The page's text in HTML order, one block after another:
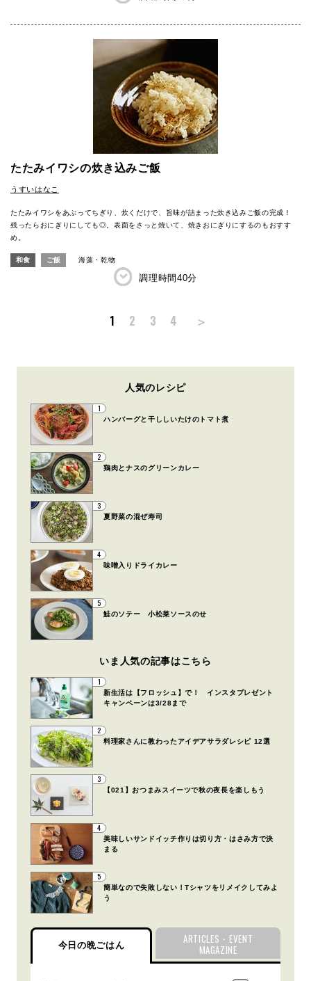
たたみイワシの炊き込みご飯
うすいはなこ
たたみイワシをあぶってちぎり、炊くだけで、旨味が詰まった炊き込みご飯の完成！
残ったらおにぎりにしても◎。表面をさっと焼いて、焼きおにぎりにするのもおすす
め。
和食 ご飯 海藻・乾物
調理時間40分
1 2 3 4 ＞
人気のレシピ
1
ハンバーグと干ししいたけのトマト煮
2
鶏肉とナスのグリーンカレー
3
夏野菜の混ぜ寿司
4
味噌入りドライカレー
5
鮭のソテー 小松菜ソースのせ
いま人気の記事はこちら
1
新生活は【フロッシュ】で！ インスタプレゼント
キャンペーンは3/28まで
2
料理家さんに教わったアイデアサラダレシピ 12選
3
【021】おつまみスイーツで秋の夜長を楽しもう
4
美味しいサンドイッチ作りは切り方・はさみ方で決
まる
5
簡単なので失敗しない！Tシャツをリメイクしてみよ
う
今日の晩ごはん
ARTICLES・EVENT
MAGAZINE